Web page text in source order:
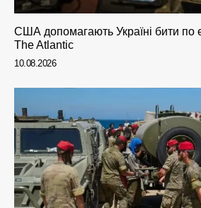
США допомагають Україні бити по
The Atlantic
10.08.2026